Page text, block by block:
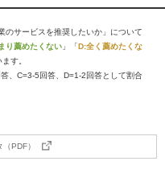
のサービスを推奨したいか」について
り薦めたくない 」「D:全く薦めたくな
す。
、C=3-5回答、D=1-2回答として割合
PDF）